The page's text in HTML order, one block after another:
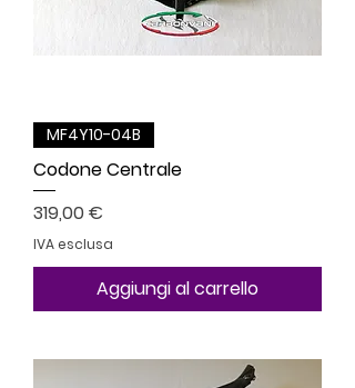
MF4Y10-04B
Codone Centrale
Prezzo
319,00 €
IVA esclusa
Aggiungi al carrello